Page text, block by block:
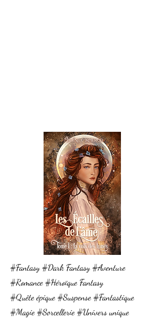
#Fantasy #Dark Fantasy #Aventure
#Romance #Héroïque Fantasy
#Quête épique #Suspense #Fantastique
#Magie #Sorcellerie #Univers unique